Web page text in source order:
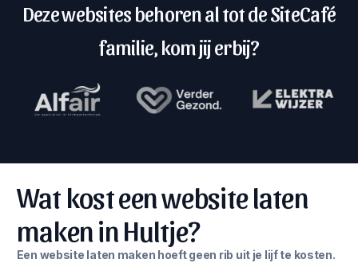
Deze websites behoren al tot de SiteCafé
familie, kom jij erbij?
Wat kost een website laten
maken in Hultje?
Een website laten maken hoeft geen rib uit je lijf te kosten.